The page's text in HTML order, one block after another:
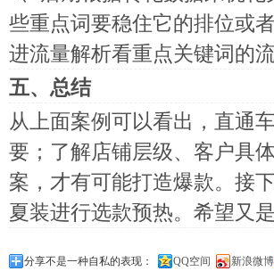
些重点词要稳住它的排位或
进流量解析看重点关键词的
五、总结
从上面案例可以看出，直通
要；了解店铺层级、客户具
案，才有可能打造爆款。接
夏装进行选款预热。希望又
分享不是一种自私的表现： QQ空间 新浪微博